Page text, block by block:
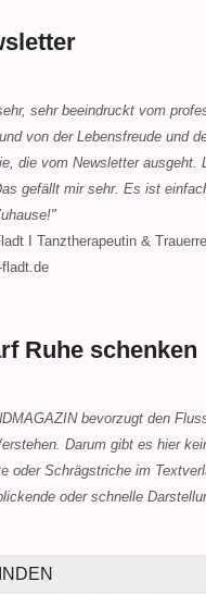
sehr beeindruckt vom
von der Lebensfreude und
die vom Newsletter ausgeht.
gefällt mir sehr. Es ist
I Tanztherapeutin &
Ruhe schenken
bevorzugt den
Darum gibt es hier
oder Schrägstriche im
oder schnelle